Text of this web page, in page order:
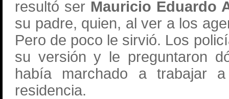
resultó serMauricio Eduardo
su padre, quien, al ver a los
Pero de poco le sirvió. Los
su versión y le preguntaron
había marchado a trabajar
residencia.